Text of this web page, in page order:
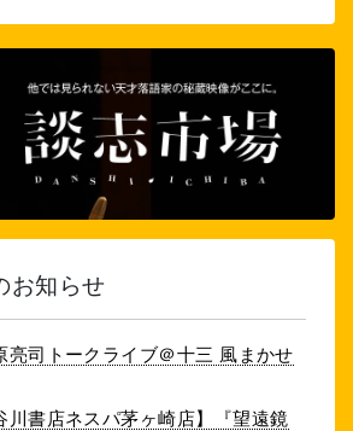
お知らせ
亮司トークライブ＠十三 風まかせ
川書店ネスパ茅ヶ崎店】『望遠鏡